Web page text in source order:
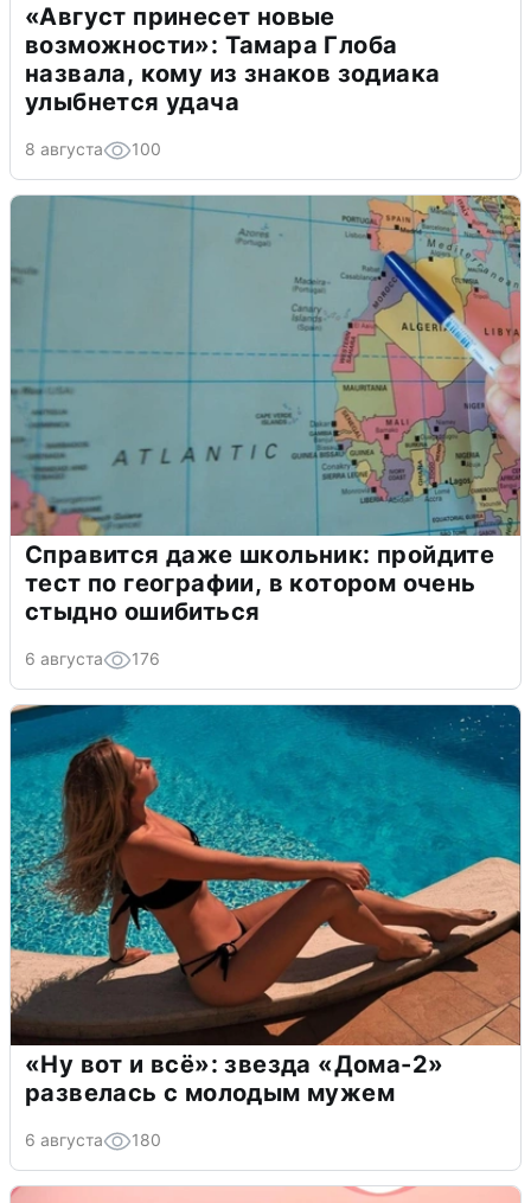
«Август принесет новые
возможности»: Тамара Глоба
назвала, кому из знаков зодиака
улыбнется удача
8 августа 100
Справится даже школьник: пройдите
тест по географии, в котором очень
стыдно ошибиться
6 августа 176
«Ну вот и всё»: звезда «Дома-2»
развелась с молодым мужем
6 августа 180